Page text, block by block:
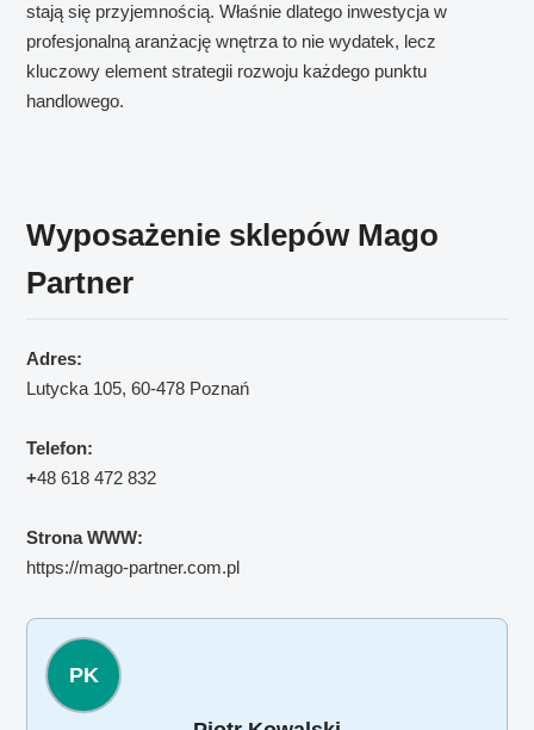
stają się przyjemnością. Właśnie dlatego inwestycja w
profesjonalną aranżację wnętrza to nie wydatek, lecz
kluczowy element strategii rozwoju każdego punktu
handlowego.
Wyposażenie sklepów Mago
Partner
Adres:
Lutycka 105, 60-478 Poznań
Telefon:
+48 618 472 832
Strona WWW:
https://mago-partner.com.pl
PK